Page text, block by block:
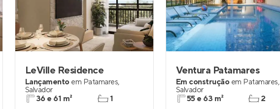
Entrar no Painel de ClientesEntrar no Painel de Clientes
Entrar no Apto
LeVille Residence
Lançamento em Patamares,
Salvador
36 e 61 m²
1
Ventura Patamares
Em construção em Patamares,
Salvador
55 e 63 m²
2